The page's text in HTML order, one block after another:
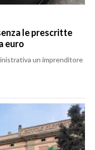
le prescritte
euro
un imprenditore